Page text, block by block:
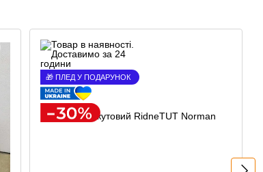
🎁 ПЛЕД У ПОДАРУНОК